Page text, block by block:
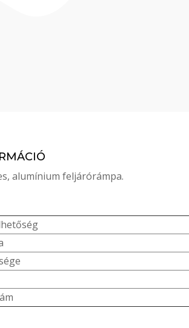
alumínium feljárórámpa.